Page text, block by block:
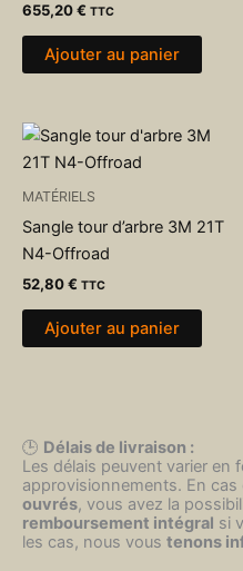
655,20€ TTC
Ajouter au panier
MATÉRIELS
Sangle tour d’arbre 3M 21T
N4-Offroad
52,80€ TTC
Ajouter au panier
🕒 Délais de livraison :
Les délais peuvent varier
approvisionnements. En cas
ouvrés, vous avez la
remboursement intégral si
les cas, nous vous tenons